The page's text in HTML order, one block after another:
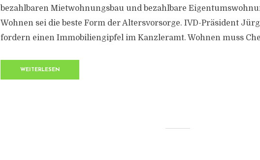
bezahlbaren Mietwohnungsbau und bezahlbare
Wohnen sei die beste Form der Altersvorsorge. IVD-Präsident
fordern einen Immobiliengipfel im Kanzleramt. Wohnen muss
WEITERLESEN